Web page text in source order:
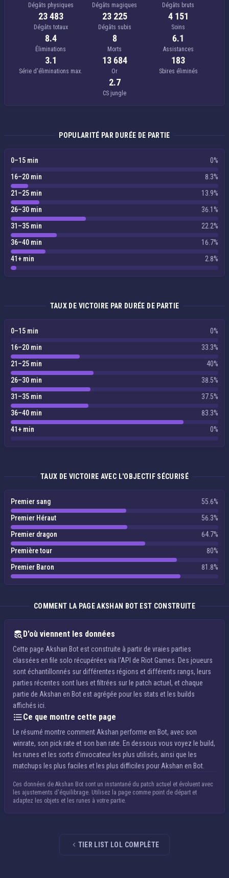
Dégâts physiques Dégâts magiques Dégâts bruts
23 483
Dégâts totaux
23 225
Dégâts subis
4 151
Soins
8.4
Éliminations
8
Morts
6.1
Assistances
3.1
Série d'éliminations max.
13 684
Or
183
Sbires éliminés
2.7
CS jungle
POPULARITÉ PAR DURÉE DE PARTIE
0–15 min
0%
16–20 min
8.3%
21–25 min
13.9%
26–30 min
36.1%
31–35 min
22.2%
36–40 min
16.7%
41+ min
2.8%
TAUX DE VICTOIRE PAR DURÉE DE PARTIE
0–15 min
0%
16–20 min
33.3%
21–25 min
40%
26–30 min
38.5%
31–35 min
37.5%
36–40 min
83.3%
41+ min
0%
TAUX DE VICTOIRE AVEC L'OBJECTIF SÉCURISÉ
Premier sang
55.6%
Premier Héraut
56.3%
Premier dragon
64.7%
Première tour
80%
Premier Baron
81.8%
COMMENT LA PAGE AKSHAN BOT EST CONSTRUITE
D'où viennent les données
Cette page Akshan Bot est construite à partir de vraies parties
classées en file solo récupérées via l'API de Riot Games. Des joueurs
sont échantillonnés sur différentes régions et différents rangs, leurs
parties récentes sont lues et filtrées sur le patch actuel, et chaque
partie de Akshan en Bot est agrégée pour les stats et les builds
affichés ici.
Ce que montre cette page
Le résumé montre comment Akshan performe en Bot, avec son
winrate, son pick rate et son ban rate. En dessous vous voyez le build,
les runes et les sorts d'invocateur les plus utilisés, ainsi que les
matchups les plus faciles et les plus difficiles pour Akshan en Bot.
Ces données de Akshan Bot sont un instantané du patch actuel et évoluent avec
les ajustements d'équilibrage. Utilisez la page comme point de départ et
adaptez les objets et les runes à votre partie.
TIER LIST LOL COMPLÈTE